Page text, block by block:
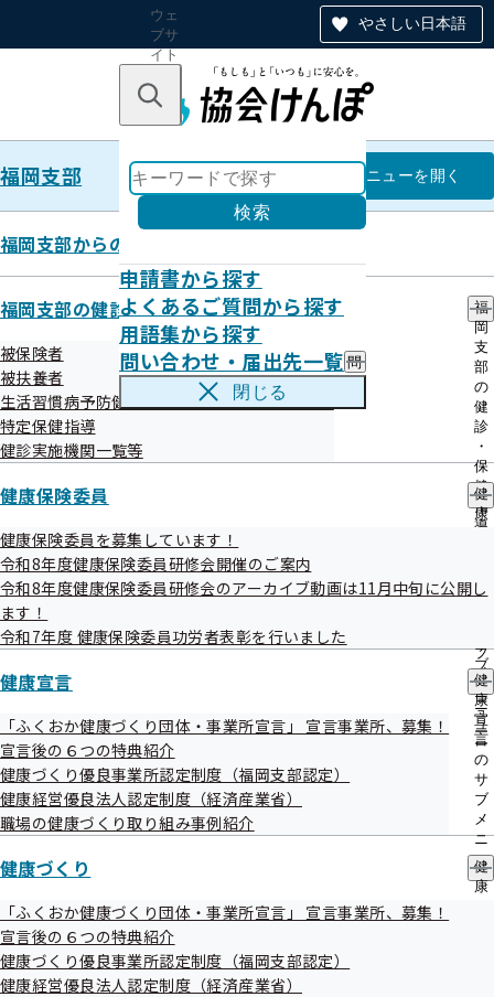
やさしい日本語
ウェ
ブサ
イト
のナ
ン
キーワードで探す
検索
申請書から探す
よくあるご質問から探す
用語集から探す
問い合わせ・届出先一覧 問
い
・
の
サ
閉じる
福岡支部 福岡支部
メニューを開く
福岡支部からのお知らせ
福岡支部の健診・保健指導のご案内
福
岡
支
部
の
健
診
・
保
健
指
導
案
サ
ブ
メ
ニ
ュ
ー
被保険者
被扶養者
生活習慣病予防健診等実施機関の募集について
特定保健指導
健診実施機関一覧等
健康保険委員
健
康
員
ブ
メ
ニ
ュ
ー
健康保険委員を募集しています！
令和8年度健康保険委員研修会開催のご案内
令和8年度健康保険委員研修会のアーカイブ動画は11月中旬に公開し
ます！
令和7年度 健康保険委員功労者表彰を行いました
健康宣言
健
康
宣
言
の
サ
ブ
メ
ニ
ュ
ー
「ふくおか健康づくり団体・事業所宣言」 宣言事業所、募集！
宣言後の６つの特典紹介
健康づくり優良事業所認定制度（福岡支部認定）
健康経営優良法人認定制度（経済産業省）
職場の健康づくり取り組み事例紹介
健康づくり
健
康
「ふくおか健康づくり団体・事業所宣言」 宣言事業所、募集！
宣言後の６つの特典紹介
健康づくり優良事業所認定制度（福岡支部認定）
健康経営優良法人認定制度（経済産業省）
令和7年度 第3回福岡支部評議会
開催案内
令和7年度 第3回福岡支部評議会を開催い
たします
標記につきましては、持ち回り審議により開催することとい
たしますので、お知らせいたします。
日時
令和８年１月13日（火）～令和８年１月16日（金）
議題
令和８年度 協会けんぽ保険料率について
令和８年度福岡支部事業計画・保険者機能強化予算
（案）について
その他